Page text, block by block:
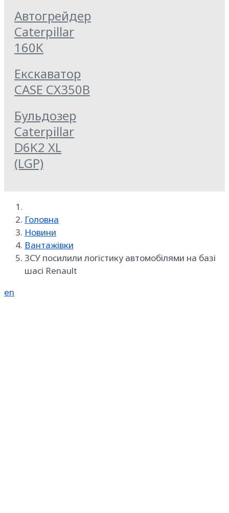
Автогрейдер
Caterpillar
160K
Екскаватор
CASE CX350B
Бульдозер
Caterpillar
D6K2 XL
(LGP)
Головна
Новини
Вантажівки
ЗСУ посилили логістику автомобілями на базі
шасі Renault
en